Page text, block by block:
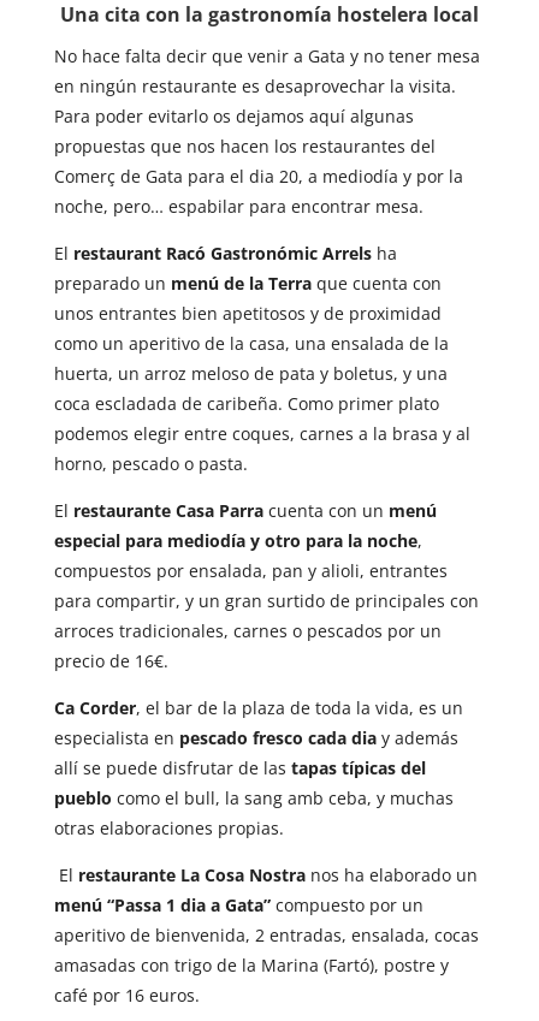
Una cita con la gastronomía hostelera local
No hace falta decir que venir a Gata y no tener mesa
en ningún restaurante es desaprovechar la visita.
Para poder evitarlo os dejamos aquí algunas
propuestas que nos hacen los restaurantes del
Comerç de Gata para el dia 20, a mediodía y por la
noche, pero… espabilar para encontrar mesa.
El restaurant Racó Gastronómic Arrelsha
preparado un menú de la Terraque cuenta con
unos entrantes bien apetitosos y de proximidad
como un aperitivo de la casa, una ensalada de la
huerta, un arroz meloso de pata y boletus, y una
coca escladada de caribeña. Como primer plato
podemos elegir entre coques, carnes a la brasa y al
horno, pescado o pasta.
El restaurante Casa Parracuenta con un menú
especial para mediodía y otro para la noche,
compuestos por ensalada, pan y alioli, entrantes
para compartir, y un gran surtido de principales con
arroces tradicionales, carnes o pescados por un
precio de 16€.
Ca Corder, el bar de la plaza de toda la vida, es un
especialista en pescado fresco cada diay además
allí se puede disfrutar de las tapas típicas del
pueblo como el bull, la sang amb ceba, y muchas
otras elaboraciones propias.
El restaurante La Cosa Nostranos ha elaborado un
menú “Passa 1 dia a Gata”compuesto por un
aperitivo de bienvenida, 2 entradas, ensalada, cocas
amasadas con trigo de la Marina (Fartó), postre y
café por 16 euros.